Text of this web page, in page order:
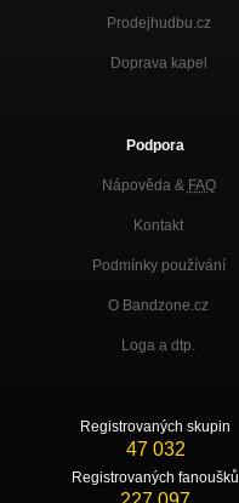
Prodejhudbu.cz
Doprava kapel
Podpora
Nápověda & FAQ
Kontakt
Podmínky používání
O Bandzone.cz
Loga a dtp.
Registrovaných skupin
47 032
Registrovaných fanoušků